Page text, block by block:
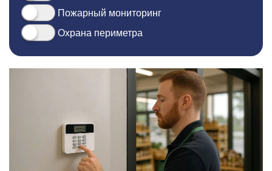
Пожарный мониторинг
Охрана периметра